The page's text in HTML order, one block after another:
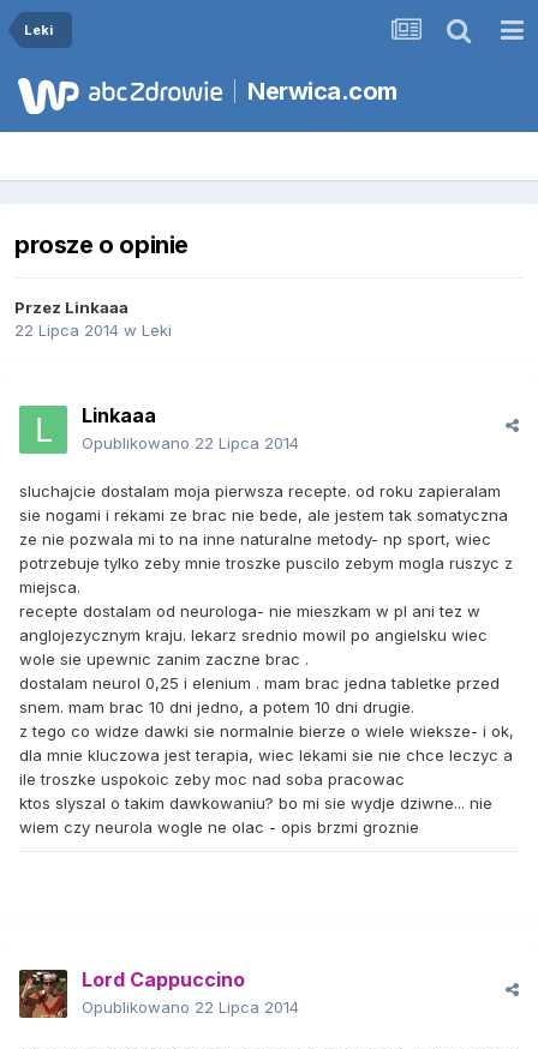
Leki
Nerwica.com
prosze o opinie
Przez Linkaaa
22 Lipca 2014 w Leki
Linkaaa
Opublikowano 22 Lipca 2014
sluchajcie dostalam moja pierwsza recepte. od roku zapieralam
sie nogami i rekami ze brac nie bede, ale jestem tak somatyczna
ze nie pozwala mi to na inne naturalne metody- np sport, wiec
potrzebuje tylko zeby mnie troszke puscilo zebym mogla ruszyc z
miejsca.
recepte dostalam od neurologa- nie mieszkam w pl ani tez w
anglojezycznym kraju. lekarz srednio mowil po angielsku wiec
wole sie upewnic zanim zaczne brac .
dostalam neurol 0,25 i elenium . mam brac jedna tabletke przed
snem. mam brac 10 dni jedno, a potem 10 dni drugie.
z tego co widze dawki sie normalnie bierze o wiele wieksze- i ok,
dla mnie kluczowa jest terapia, wiec lekami sie nie chce leczyc a
ile troszke uspokoic zeby moc nad soba pracowac
ktos slyszal o takim dawkowaniu? bo mi sie wydje dziwne... nie
wiem czy neurola wogle ne olac - opis brzmi groznie
Lord Cappuccino
Opublikowano 22 Lipca 2014